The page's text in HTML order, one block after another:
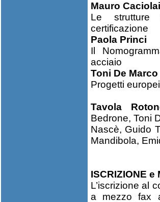
Mauro Caciolai
Le strutture
certificazione
Paola Princi
Il
acciaio
Toni De Marco
Progetti
Tavola
Bedrone, Toni
Nascè, Guido
Mandibola,
ISCRIZIONE e
L’iscrizione al
a mezzo fax